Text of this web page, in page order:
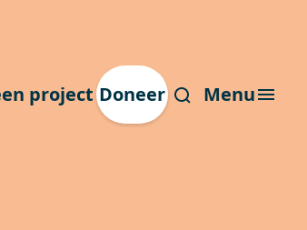
project Doneer Menu